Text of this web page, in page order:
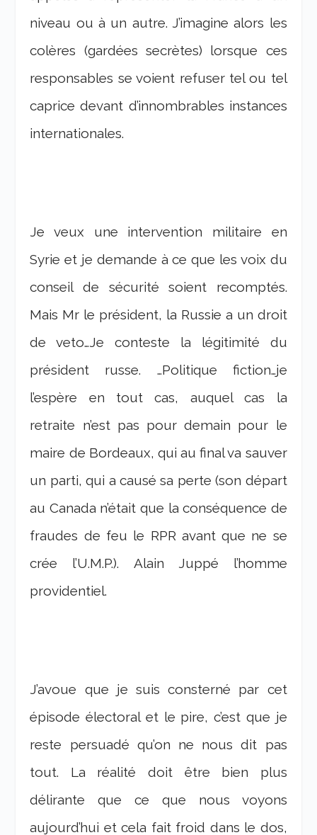
niveau ou à un autre. J’imagine alors les
colères (gardées secrètes) lorsque ces
responsables se voient refuser tel ou tel
caprice devant d’innombrables instances
internationales.
Je veux une intervention militaire en
Syrie et je demande à ce que les voix du
conseil de sécurité soient recomptés.
Mais Mr le président, la Russie a un droit
de veto…Je conteste la légitimité du
président russe. …Politique fiction…je
l’espère en tout cas, auquel cas la
retraite n’est pas pour demain pour le
maire de Bordeaux, qui au final va sauver
un parti, qui a causé sa perte (son départ
au Canada n’était que la conséquence de
fraudes de feu le RPR avant que ne se
crée l’U.M.P.). Alain Juppé l’homme
providentiel.
J’avoue que je suis consterné par cet
épisode électoral et le pire, c’est que je
reste persuadé qu’on ne nous dit pas
tout. La réalité doit être bien plus
délirante que ce que nous voyons
aujourd’hui et cela fait froid dans le dos,